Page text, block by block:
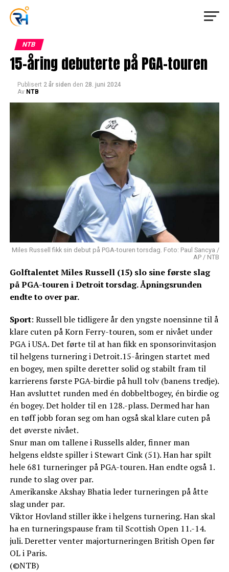
NTB
15-åring debuterte på PGA-touren
Publisert 2 år siden den 28. juni 2024
Av NTB
Miles Russell fikk sin debut på PGA-touren torsdag. Foto: Paul Sancya /
AP / NTB
Golftalentet Miles Russell (15) slo sine første slag
på PGA-touren i Detroit torsdag. Åpningsrunden
endte to over par.
Sport: Russell ble tidligere år den yngste noensinne til å
klare cuten på Korn Ferry-touren, som er nivået under
PGA i USA. Det førte til at han fikk en sponsorinvitasjon
til helgens turnering i Detroit.15-åringen startet med
en bogey, men spilte deretter solid og stabilt fram til
karrierens første PGA-birdie på hull tolv (banens tredje).
Han avsluttet runden med én dobbeltbogey, én birdie og
én bogey. Det holder til en 128.-plass. Dermed har han
en tøff jobb foran seg om han også skal klare cuten på
det øverste nivået.
Snur man om tallene i Russells alder, finner man
helgens eldste spiller i Stewart Cink (51). Han har spilt
hele 681 turneringer på PGA-touren. Han endte også 1.
runde to slag over par.
Amerikanske Akshay Bhatia leder turneringen på åtte
slag under par.
Viktor Hovland stiller ikke i helgens turnering. Han skal
ha en turneringspause fram til Scottish Open 11.-14.
juli. Deretter venter majorturneringen British Open før
OL i Paris.
(©NTB)